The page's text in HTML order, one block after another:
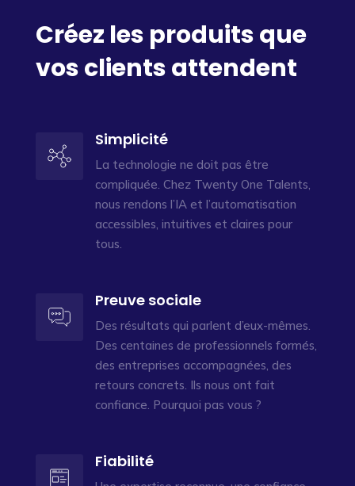
Créez les produits que
vos clients attendent
Simplicité
La technologie ne doit pas être
compliquée. Chez Twenty One Talents,
nous rendons l’IA et l’automatisation
accessibles, intuitives et claires pour
tous.
Preuve sociale
Des résultats qui parlent d’eux-mêmes.
Des centaines de professionnels formés,
des entreprises accompagnées, des
retours concrets. Ils nous ont fait
confiance. Pourquoi pas vous ?
Fiabilité